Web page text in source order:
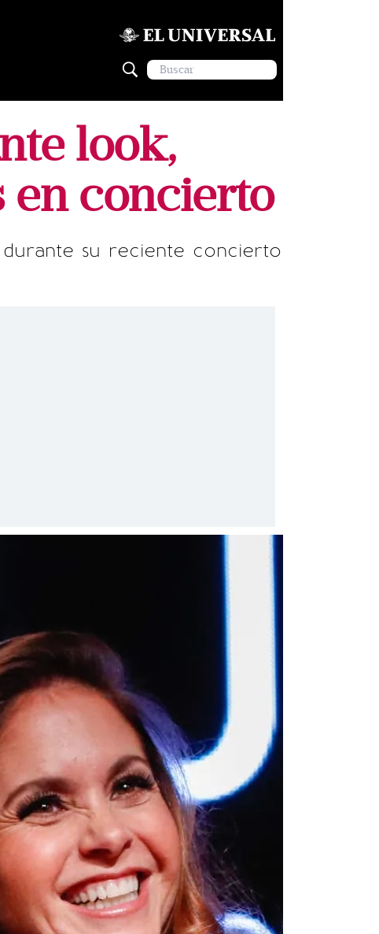
look,
en concierto
durante su reciente concierto